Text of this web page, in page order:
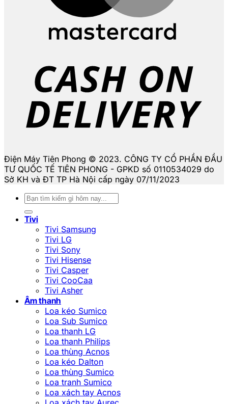
Điện Máy Tiên Phong © 2023. CÔNG TY CỔ PHẦN ĐẦU
TƯ QUỐC TẾ TIÊN PHONG - GPKD số 0110534029 do
Sở KH và ĐT TP Hà Nội cấp ngày 07/11/2023
Tìm
kiếm:
Tivi
Tivi Samsung
Tivi LG
Tivi Sony
Tivi Hisense
Tivi Casper
Tivi CooCaa
Tivi Asher
Âm thanh
Loa kéo Sumico
Loa Sub Sumico
Loa thanh LG
Loa thanh Philips
Loa thùng Acnos
Loa kéo Dalton
Loa thùng Sumico
Loa tranh Sumico
Loa xách tay Acnos